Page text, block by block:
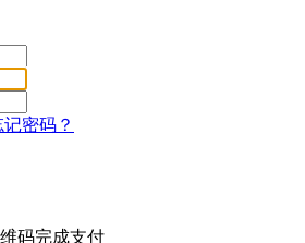
记密码？
码完成支付